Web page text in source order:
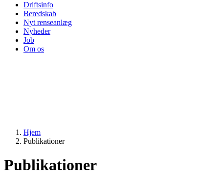
Driftsinfo
Beredskab
Nyt renseanlæg
Nyheder
Job
Om os
Hjem
Publikationer
Publikationer